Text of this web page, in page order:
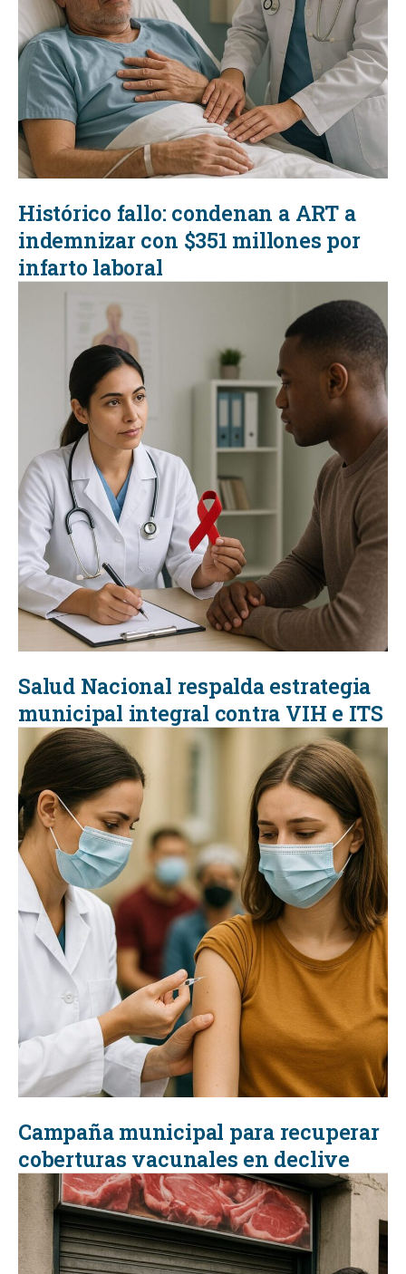
Histórico fallo: condenan a ART a
indemnizar con $351 millones por
infarto laboral
Salud Nacional respalda estrategia
municipal integral contra VIH e ITS
Campaña municipal para recuperar
coberturas vacunales en declive